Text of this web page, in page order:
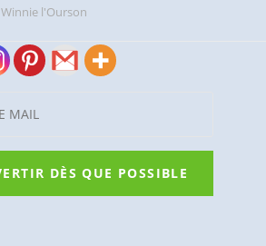
Winnie l'Ourson